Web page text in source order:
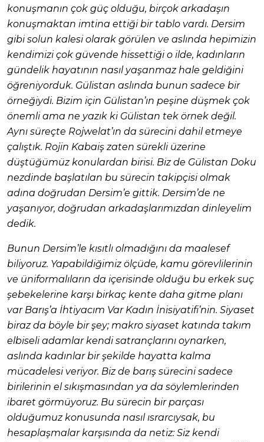
konuşmanın çok güç olduğu, birçok arkadaşın
konuşmaktan imtina ettiği bir tablo vardı. Dersim
gibi solun kalesi olarak görülen ve aslında hepimizin
kendimizi çok güvende hissettiği o ilde, kadınların
gündelik hayatının nasıl yaşanmaz hale geldiğini
öğreniyorduk. Gülistan aslında bunun sadece bir
örneğiydi. Bizim için Gülistan’ın peşine düşmek çok
önemli ama ne yazık ki Gülistan tek örnek değil.
Aynı süreçte Rojwelat’ın da sürecini dahil etmeye
çalıştık. Rojin Kabaiş zaten sürekli üzerine
düştüğümüz konulardan birisi. Biz de Gülistan Doku
nezdinde başlatılan bu sürecin takipçisi olmak
adına doğrudan Dersim’e gittik. Dersim’de ne
yaşanıyor, doğrudan arkadaşlarımızdan dinleyelim
dedik.
Bunun Dersim’le kısıtlı olmadığını da maalesef
biliyoruz. Yapabildiğimiz ölçüde, kamu görevlilerinin
ve üniformalıların da içerisinde olduğu bu erkek suç
şebekelerine karşı birkaç kente daha gitme planı
var Barış’a İhtiyacım Var Kadın İnisiyatifi’nin. Siyaset
biraz da böyle bir şey; makro siyaset katında takım
elbiseli adamlar kendi satrançlarını oynarken,
aslında kadınlar bir şekilde hayatta kalma
mücadelesi veriyor. Biz de barış sürecini sadece
birilerinin el sıkışmasından ya da söylemlerinden
ibaret görmüyoruz. Bu sürecin bir parçası
olduğumuz konusunda nasıl ısrarcıysak, bu
hesaplaşmalar karşısında da netiz: Siz kendi